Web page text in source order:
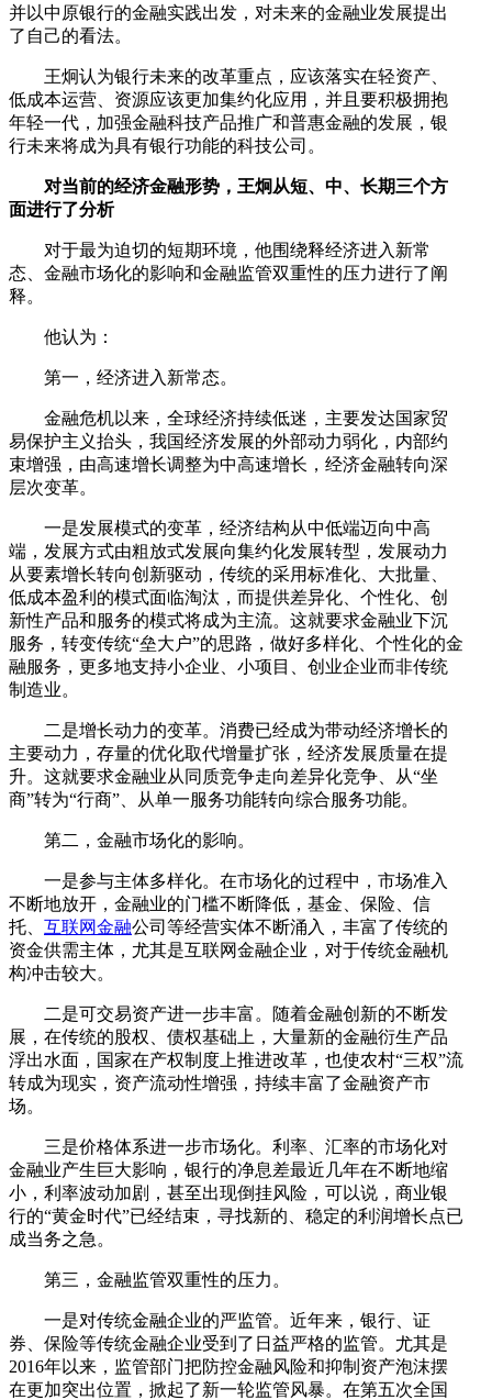
并以中原银行的金融实践出发，对未来的金融业发展提出
了自己的看法。
王炯认为银行未来的改革重点，应该落实在轻资产、
低成本运营、资源应该更加集约化应用，并且要积极拥抱
年轻一代，加强金融科技产品推广和普惠金融的发展，银
行未来将成为具有银行功能的科技公司。
对当前的经济金融形势，王炯从短、中、长期三个方
面进行了分析
对于最为迫切的短期环境，他围绕释经济进入新常
态、金融市场化的影响和金融监管双重性的压力进行了阐
释。
他认为：
第一，经济进入新常态。
金融危机以来，全球经济持续低迷，主要发达国家贸
易保护主义抬头，我国经济发展的外部动力弱化，内部约
束增强，由高速增长调整为中高速增长，经济金融转向深
层次变革。
一是发展模式的变革，经济结构从中低端迈向中高
端，发展方式由粗放式发展向集约化发展转型，发展动力
从要素增长转向创新驱动，传统的采用标准化、大批量、
低成本盈利的模式面临淘汰，而提供差异化、个性化、创
新性产品和服务的模式将成为主流。这就要求金融业下沉
服务，转变传统“垒大户”的思路，做好多样化、个性化的金
融服务，更多地支持小企业、小项目、创业企业而非传统
制造业。
二是增长动力的变革。消费已经成为带动经济增长的
主要动力，存量的优化取代增量扩张，经济发展质量在提
升。这就要求金融业从同质竞争走向差异化竞争、从“坐
商”转为“行商”、从单一服务功能转向综合服务功能。
第二，金融市场化的影响。
一是参与主体多样化。在市场化的过程中，市场准入
不断地放开，金融业的门槛不断降低，基金、保险、信
托、 互联网金融公司等经营实体不断涌入，丰富了传统的
资金供需主体，尤其是互联网金融企业，对于传统金融机
构冲击较大。
二是可交易资产进一步丰富。随着金融创新的不断发
展，在传统的股权、债权基础上，大量新的金融衍生产品
浮出水面，国家在产权制度上推进改革，也使农村“三权”流
转成为现实，资产流动性增强，持续丰富了金融资产市
场。
三是价格体系进一步市场化。利率、汇率的市场化对
金融业产生巨大影响，银行的净息差最近几年在不断地缩
小，利率波动加剧，甚至出现倒挂风险，可以说，商业银
行的“黄金时代”已经结束，寻找新的、稳定的利润增长点已
成当务之急。
第三，金融监管双重性的压力。
一是对传统金融企业的严监管。近年来，银行、证
券、保险等传统金融企业受到了日益严格的监管。尤其是
2016年以来，监管部门把防控金融风险和抑制资产泡沫摆
在更加突出位置，掀起了新一轮监管风暴。在第五次全国